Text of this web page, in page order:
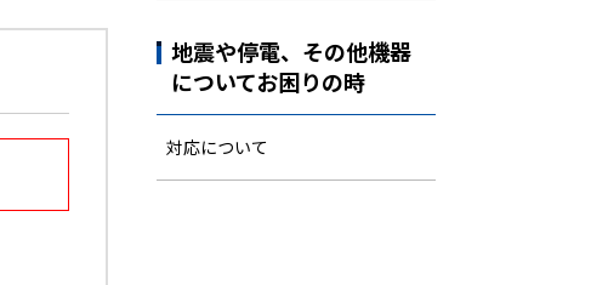
地震や停電、その他機器
についてお困りの時
対応について